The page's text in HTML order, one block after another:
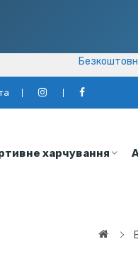
харчування